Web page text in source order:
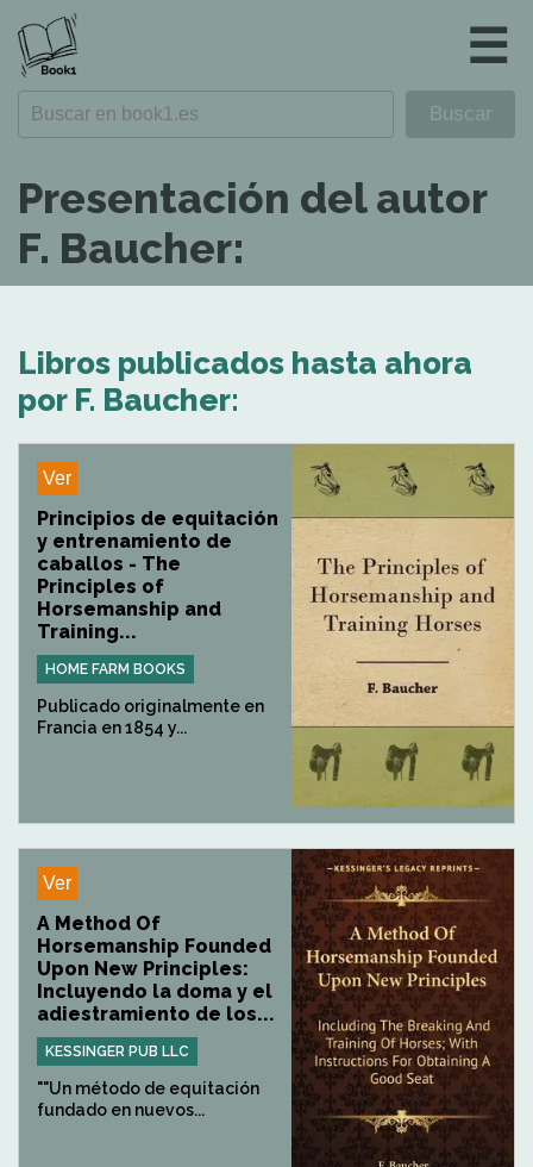
☰
Presentación del autor
F. Baucher:
Libros publicados hasta ahora
por F. Baucher:
Ver
Principios de equitación
y entrenamiento de
caballos - The
Principles of
Horsemanship and
Training...
HOME FARM BOOKS
Publicado originalmente en
Francia en 1854 y...
Ver
A Method Of
Horsemanship Founded
Upon New Principles:
Incluyendo la doma y el
adiestramiento de los...
KESSINGER PUB LLC
""Un método de equitación
fundado en nuevos...